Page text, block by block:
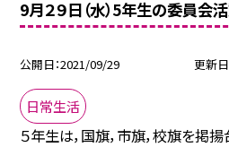
9月２９日（水）5年生の委員会
公開日 2021/09/29 更新日
日常生活
５年生は，国旗，市旗，校旗を掲